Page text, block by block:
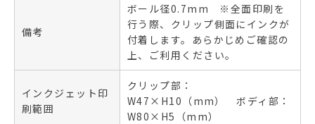
備考
ボール径0.7mm ※全面印刷を
行う際、クリップ側面にインクが
付着します。あらかじめご確認の
上、ご利用ください。
インクジェット印
刷範囲
クリップ部：
W47×H10（mm） ボディ部：
W80×H5（mm）